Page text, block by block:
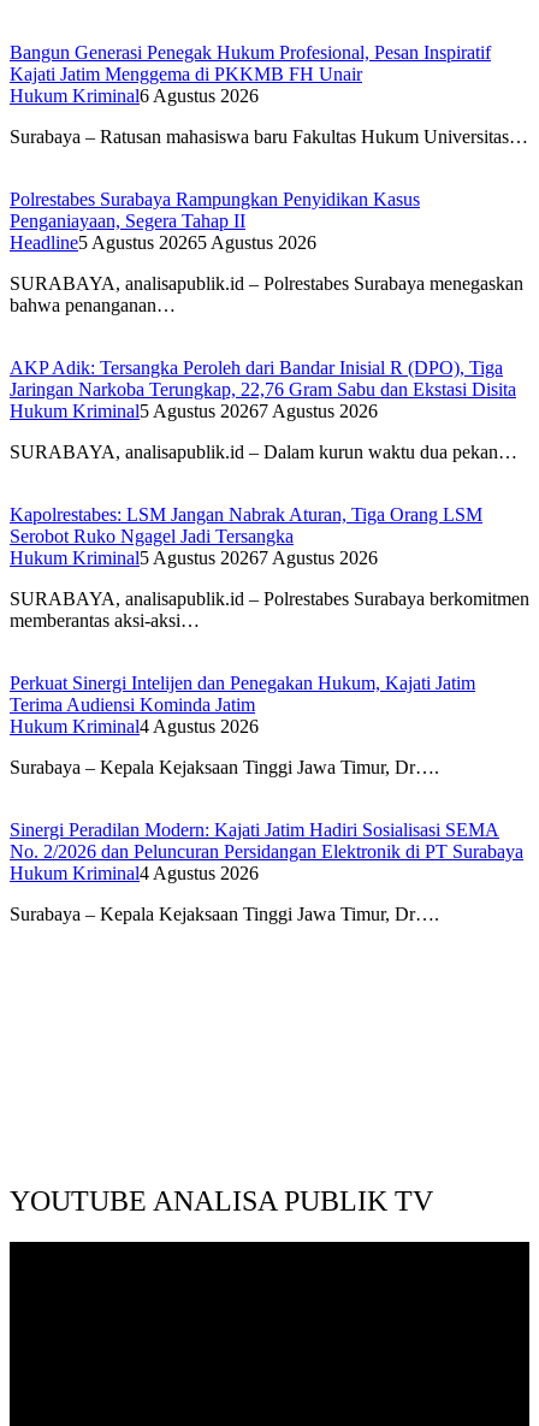
Bangun Generasi Penegak Hukum Profesional, Pesan Inspiratif
Kajati Jatim Menggema di PKKMB FH Unair
Hukum Kriminal6 Agustus 2026
Surabaya – Ratusan mahasiswa baru Fakultas Hukum Universitas…
Polrestabes Surabaya Rampungkan Penyidikan Kasus
Penganiayaan, Segera Tahap II
Headline5 Agustus 20265 Agustus 2026
SURABAYA, analisapublik.id – Polrestabes Surabaya menegaskan
bahwa penanganan…
AKP Adik: Tersangka Peroleh dari Bandar Inisial R (DPO), Tiga
Jaringan Narkoba Terungkap, 22,76 Gram Sabu dan Ekstasi Disita
Hukum Kriminal5 Agustus 20267 Agustus 2026
SURABAYA, analisapublik.id – Dalam kurun waktu dua pekan…
Kapolrestabes: LSM Jangan Nabrak Aturan, Tiga Orang LSM
Serobot Ruko Ngagel Jadi Tersangka
Hukum Kriminal5 Agustus 20267 Agustus 2026
SURABAYA, analisapublik.id – Polrestabes Surabaya berkomitmen
memberantas aksi-aksi…
Perkuat Sinergi Intelijen dan Penegakan Hukum, Kajati Jatim
Terima Audiensi Kominda Jatim
Hukum Kriminal4 Agustus 2026
Surabaya – Kepala Kejaksaan Tinggi Jawa Timur, Dr….
Sinergi Peradilan Modern: Kajati Jatim Hadiri Sosialisasi SEMA
No. 2/2026 dan Peluncuran Persidangan Elektronik di PT Surabaya
Hukum Kriminal4 Agustus 2026
Surabaya – Kepala Kejaksaan Tinggi Jawa Timur, Dr….
YOUTUBE ANALISA PUBLIK TV